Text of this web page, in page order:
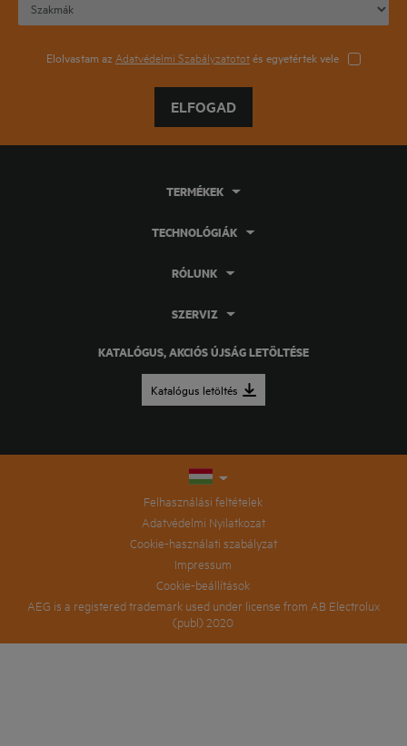
Elolvastam az Adatvédelmi Szabályzatototés egyetértek vele
ELFOGAD
KATALÓGUS, AKCIÓS ÚJSÁG LETÖLTÉSE
Katalógus letöltés
TERMÉKEK
TECHNOLÓGIÁK
RÓLUNK
SZERVIZ
Felhasználási feltételek
Adatvédelmi Nyilatkozat
Cookie-használati szabályzat
Impressum
Cookie-beállítások
AEG is a registered trademark used under license from AB Electrolux
(publ) 2020